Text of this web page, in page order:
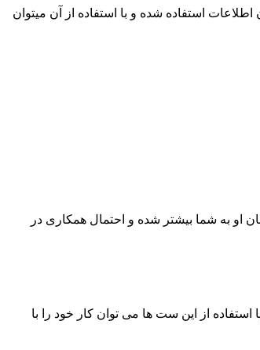
استفاده شده و با استفاده از آن میتوان
او به شما بیشتر شده و احتمال همکاری در
از این ست ها می توان کار خود را با